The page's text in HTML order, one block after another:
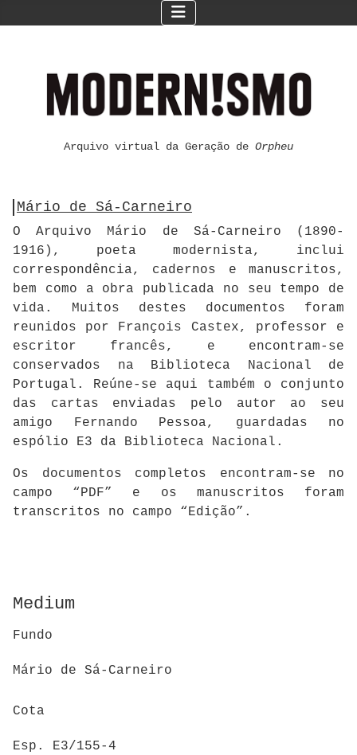
Arquivo virtual da Geração de Orpheu
Mário de Sá-Carneiro
O Arquivo Mário de Sá-Carneiro (1890-
1916), poeta modernista, inclui
correspondência, cadernos e manuscritos,
bem como a obra publicada no seu tempo de
vida. Muitos destes documentos foram
reunidos por François Castex, professor e
escritor francês, e encontram-se
conservados na Biblioteca Nacional de
Portugal. Reúne-se aqui também o conjunto
das cartas enviadas pelo autor ao seu
amigo Fernando Pessoa, guardadas no
espólio E3 da Biblioteca Nacional.
Os documentos completos encontram-se no
campo “PDF” e os manuscritos foram
transcritos no campo “Edição”.
Medium
Fundo
Mário de Sá-Carneiro
Cota
Esp. E3/155-4